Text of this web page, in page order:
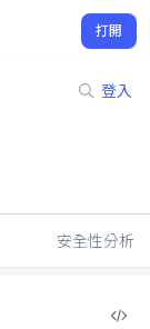
打開
登入
安全性分析